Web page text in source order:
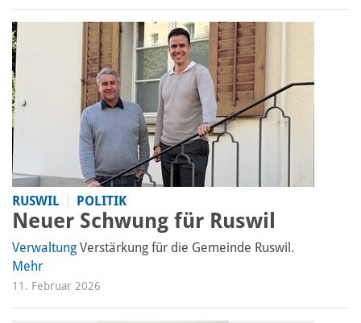
RUSWIL POLITIK
Neuer Schwung für Ruswil
Verwaltung Verstärkung für die Gemeinde Ruswil.
Mehr
11. Februar 2026